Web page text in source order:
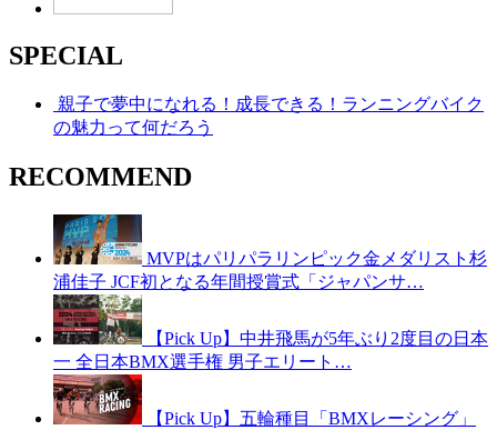
SPECIAL
親子で夢中になれる！成長できる！ランニングバイク
の魅力って何だろう
RECOMMEND
MVPはパリパラリンピック金メダリスト杉
浦佳子 JCF初となる年間授賞式「ジャパンサ…
【Pick Up】中井飛馬が5年ぶり2度目の日本
一 全日本BMX選手権 男子エリート…
【Pick Up】五輪種目「BMXレーシング」